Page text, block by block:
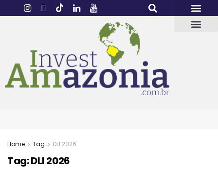
Home Tag DLI 2026
Tag:DLI 2026